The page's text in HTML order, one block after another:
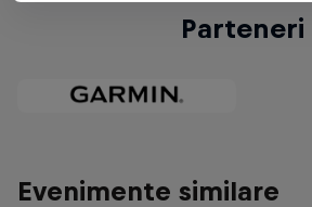
Parteneri
Evenimente similare